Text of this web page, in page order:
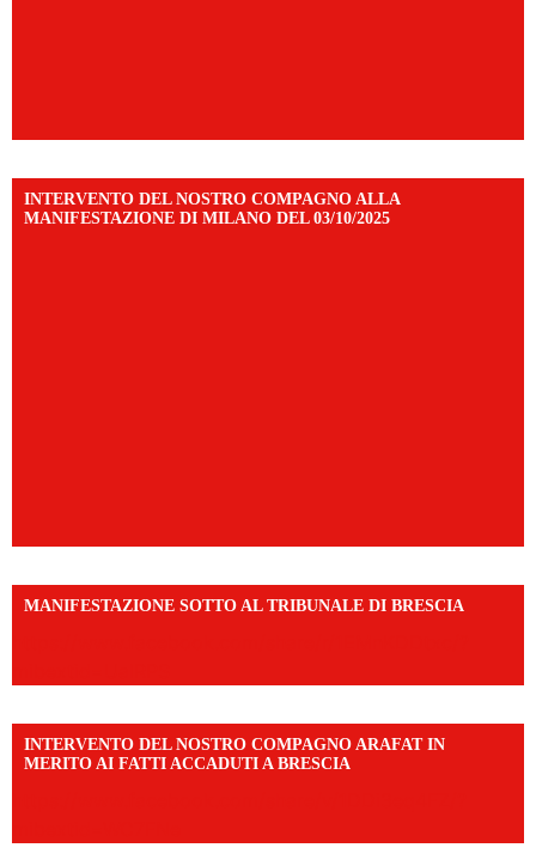
INTERVENTO DEL NOSTRO COMPAGNO ALLA
MANIFESTAZIONE DI MILANO DEL 03/10/2025
MANIFESTAZIONE SOTTO AL TRIBUNALE DI BRESCIA
INTERVENTO DEL NOSTRO COMPAGNO ARAFAT IN
MERITO AI FATTI ACCADUTI A BRESCIA